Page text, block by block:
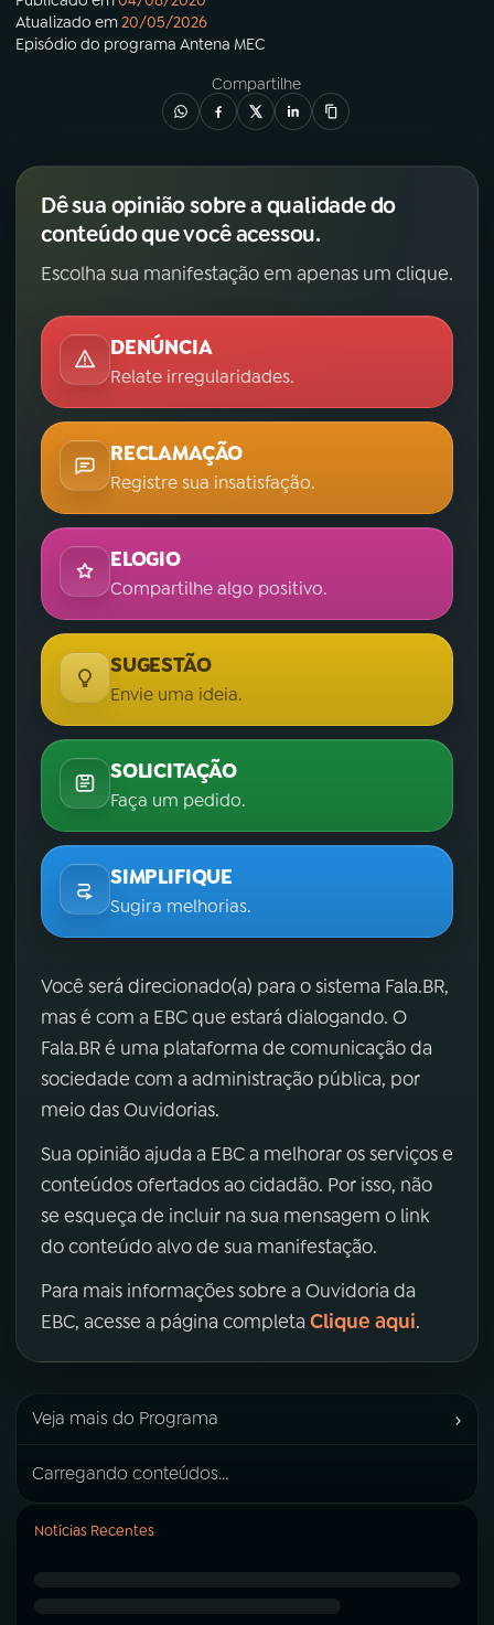
Atualizado em20/05/2026
Episódio do programa Antena MEC
Compartilhe
Dê sua opinião sobre a qualidade do
conteúdo que você acessou.
Escolha sua manifestação em apenas um clique.
DENÚNCIA
Relate irregularidades.
RECLAMAÇÃO
Registre sua insatisfação.
ELOGIO
Compartilhe algo positivo.
SUGESTÃO
Envie uma ideia.
SOLICITAÇÃO
Faça um pedido.
SIMPLIFIQUE
Sugira melhorias.
Você será direcionado(a) para o sistema Fala.BR,
mas é com a EBC que estará dialogando. O
Fala.BR é uma plataforma de comunicação da
sociedade com a administração pública, por
meio das Ouvidorias.
Sua opinião ajuda a EBC a melhorar os serviços e
conteúdos ofertados ao cidadão. Por isso, não
se esqueça de incluir na sua mensagem o link
do conteúdo alvo de sua manifestação.
Para mais informações sobre a Ouvidoria da
EBC, acesse a página completa Clique aqui.
Veja mais do Programa ›
Carregando conteúdos...
Notícias Recentes